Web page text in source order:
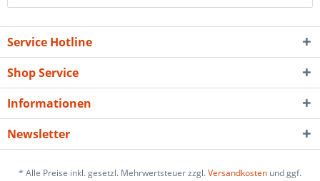
Service Hotline
Shop Service
Informationen
Newsletter
* Alle Preise inkl. gesetzl. Mehrwertsteuer zzgl.Versandkosten und ggf.